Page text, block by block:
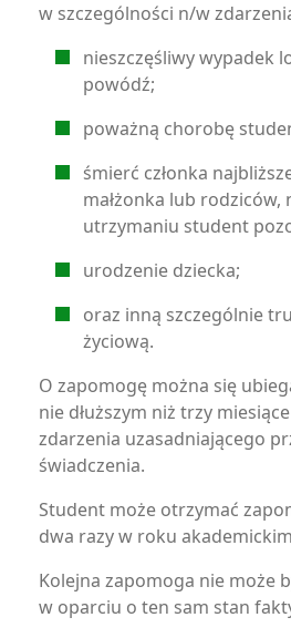
w szczególności n/w
nieszczęśliwy wypadek
powódź;
poważną chorobę
śmierć członka
małżonka lub rodziców,
utrzymaniu student
urodzenie dziecka;
oraz inną szczególnie
życiową.
O zapomogę można się
nie dłuższym niż trzy
zdarzenia uzasadniającego
świadczenia.
Student może otrzymać
dwa razy w roku
Kolejna zapomoga nie może
w oparciu o ten sam stan